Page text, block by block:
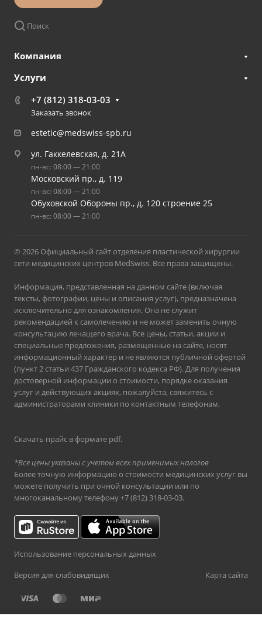
Поиск
Компания
Услуги
+7 (812) 318-03-03
Заказать звонок
estetic@medswiss-spb.ru
ул. Гаккелевская, д. 21А
пн-вс: 08:00 — 21:00
Московский пр., д. 119
пн-вс: 08:00 — 21:00
Обуховской Обороны пр., д. 120 строение 25
пн-вс: 08:00 — 21:00
© 2026 Официальный сайт отделения пластической хирургии
сети медицинских центров MedSwiss. Все права защищены.
Информация, представленная на данном сайте (включая
тексты, фотографии, цены и описания услуг), предназначена
исключительно для ознакомления. Она не служит
рекомендацией к самолечению и не может заменить очную
консультацию лечащего врача. Все цены, статьи, акции и
специальные предложения, размещенные на сайте, носят
информационный характер и не являются публичной офертой
(пункт 2 статьи 437 Гражданского кодекса РФ). Для получения
достоверной информации о стоимости, порядке оказания
услуг и действующих акциях, пожалуйста, свяжитесь с
администраторами клиники по контактным телефонам.
Скачать прайс в формате pdf.
*Все цены указаны с учетом всех применимых налогов
Более точную информацию о стоимости медицинских услуг вы
можете получить при очной консультации или по
многоканальному телефону+7 (812) 318-03-03.
Использование персональных данных
Версия для слабовидящих
Карта сайта